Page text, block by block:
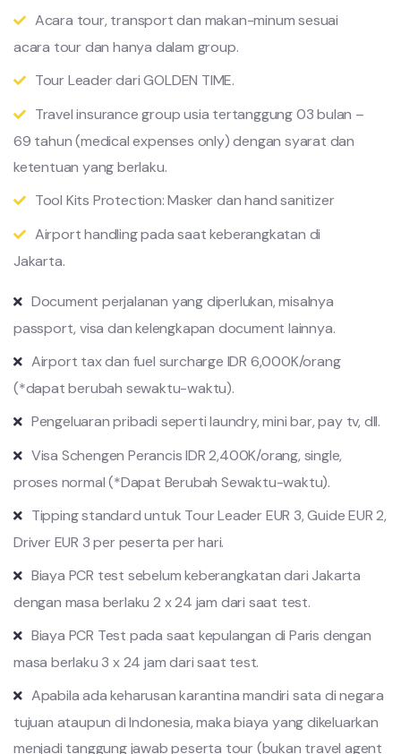
Acara tour, transport dan makan-minum sesuai
acara tour dan hanya dalam group.
Tour Leader dari GOLDEN TIME.
Travel insurance group usia tertanggung 03 bulan –
69 tahun (medical expenses only) dengan syarat dan
ketentuan yang berlaku.
Tool Kits Protection: Masker dan hand sanitizer
Airport handling pada saat keberangkatan di
Jakarta.
Document perjalanan yang diperlukan, misalnya
passport, visa dan kelengkapan document lainnya.
Airport tax dan fuel surcharge IDR 6,000K/orang
(*dapat berubah sewaktu-waktu).
Pengeluaran pribadi seperti laundry, mini bar, pay tv, dll.
Visa Schengen Perancis IDR 2,400K/orang, single,
proses normal (*Dapat Berubah Sewaktu-waktu).
Tipping standard untuk Tour Leader EUR 3, Guide EUR 2,
Driver EUR 3 per peserta per hari.
Biaya PCR test sebelum keberangkatan dari Jakarta
dengan masa berlaku 2 x 24 jam dari saat test.
Biaya PCR Test pada saat kepulangan di Paris dengan
masa berlaku 3 x 24 jam dari saat test.
Apabila ada keharusan karantina mandiri sata di negara
tujuan ataupun di Indonesia, maka biaya yang dikeluarkan
menjadi tanggung jawab peserta tour (bukan travel agent